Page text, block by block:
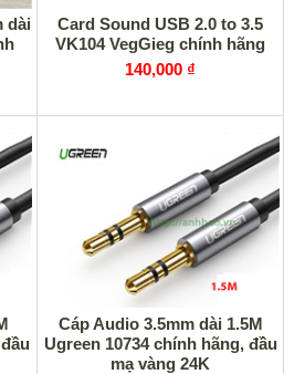
dài
Card Sound USB 2.0 to 3.5
VK104 VegGieg chính hãng
140,000 ₫
Cáp Audio 3.5mm dài 1.5M
Ugreen 10734 chính hãng, đầu
mạ vàng 24K